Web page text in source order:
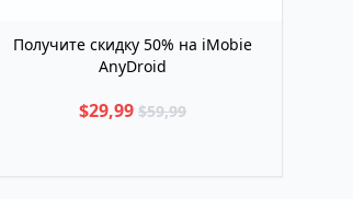
Получите скидку 50% на iMobie
AnyDroid
$29,99 $59,99